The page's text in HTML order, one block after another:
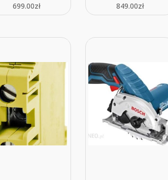
699.00zł 849.00zł